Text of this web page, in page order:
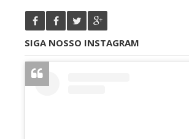
SIGA NOSSO INSTAGRAM